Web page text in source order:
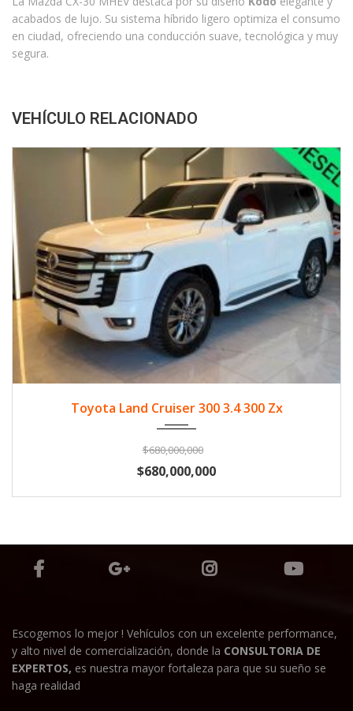
acabados de lujo. Su sistema híbrido ligero optimiza el consumo
en ciudad, ofreciendo una conducción suave, tecnológica y muy
segura.
VEHÍCULO RELACIONADO
Toyota Land Cruiser 300 3.4 300 Zx
$680,000,000
$680,000,000
Escogemos lo mejor ! Vehículos con un excelente performance,
y alto nivel de comercialización, donde la CONSULTORIA DE
EXPERTOS, es nuestra mayor fortaleza para que su sueño se
haga realidad